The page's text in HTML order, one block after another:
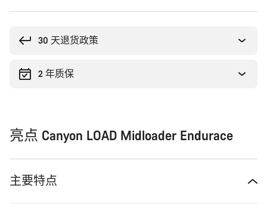
30 天退货政策
2 年质保
亮点 Canyon LOAD Midloader Endurace
主要特点